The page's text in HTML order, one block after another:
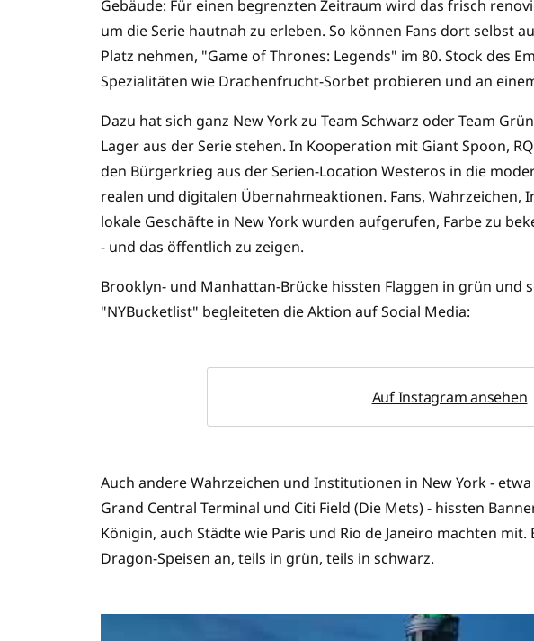
Gebäude: Für einen begrenzten Zeitraum wird das frisch
um die Serie hautnah zu erleben. So können Fans dort selbst
Platz nehmen, "Game of Thrones: Legends" im 80. Stock des
Spezialitäten wie Drachenfrucht-Sorbet probieren und an
Dazu hat sich ganz New York zu Team Schwarz oder Team
Lager aus der Serie stehen. In Kooperation mit Giant Spoon,
den Bürgerkrieg aus der Serien-Location Westeros in die
realen und digitalen Übernahmeaktionen. Fans,
lokale Geschäfte in New York wurden aufgerufen, Farbe zu
- und das öffentlich zu zeigen.
Brooklyn- und Manhattan-Brücke hissten Flaggen in grün und
"NYBucketlist" begleiteten die Aktion auf Social Media:
Auf Instagram ansehen
Auch andere Wahrzeichen und Institutionen in New York -
Grand Central Terminal und Citi Field (Die Mets) - hissten
Königin, auch Städte wie Paris und Rio de Janeiro machten
Dragon-Speisen an, teils in grün, teils in schwarz.